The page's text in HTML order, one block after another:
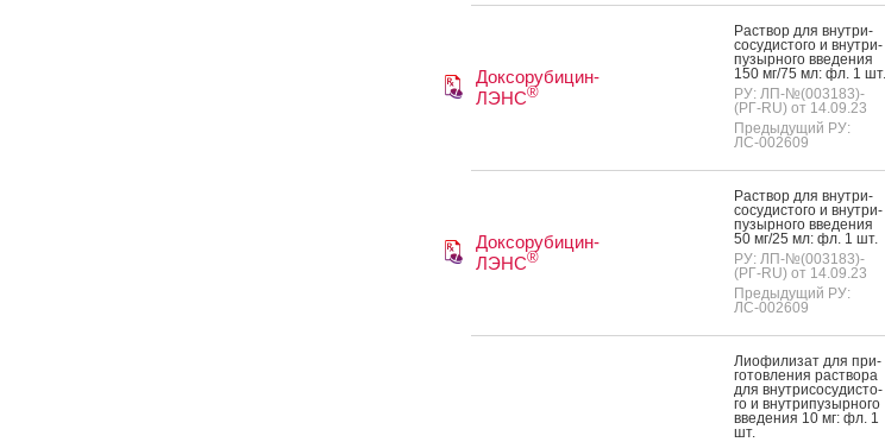
Доксорубицин-
ЛЭНС®
Рас­твор для внут­ри­
сосу­дис­то­го и внут­ри­
пузыр­но­го вве­дения
150 мг/75 мл: фл. 1 шт.
РУ: ЛП-№(003183)-
(РГ-RU) от 14.09.23
Предыдущий РУ:
ЛС-002609
Доксорубицин-
ЛЭНС®
Рас­твор для внут­ри­
сосу­дис­то­го и внут­ри­
пузыр­но­го вве­дения
50 мг/25 мл: фл. 1 шт.
РУ: ЛП-№(003183)-
(РГ-RU) от 14.09.23
Предыдущий РУ:
ЛС-002609
Ли­офи­лизат для при­
готов­ле­ния рас­тво­ра
для внут­ри­сосу­дис­то­
го и внут­ри­пузыр­но­го
вве­дения 10 мг: фл. 1
шт.